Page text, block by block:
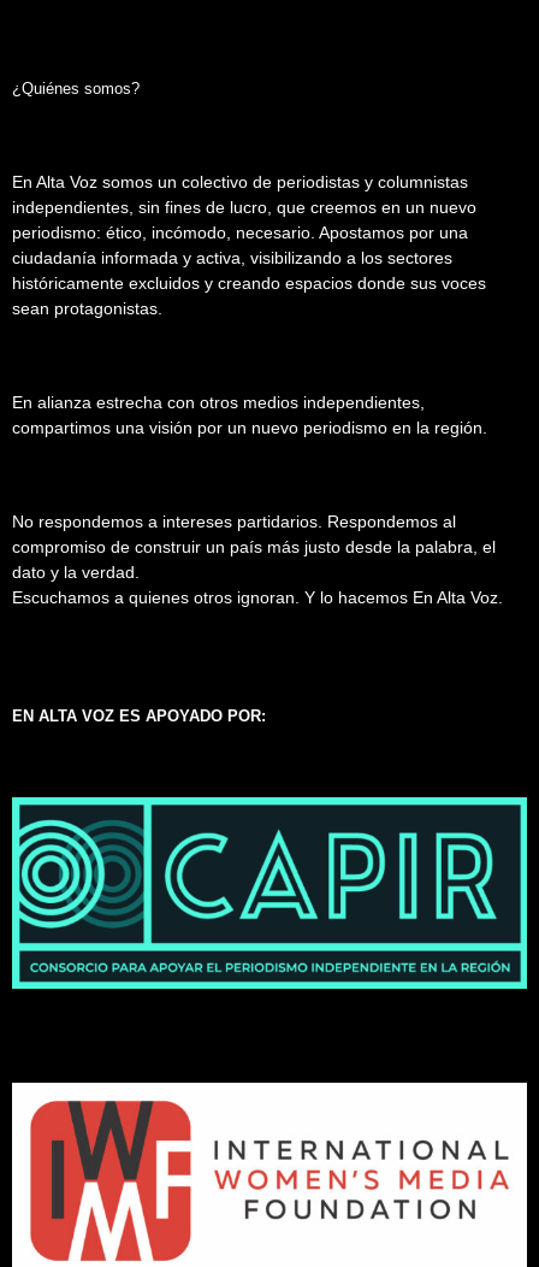
¿Quiénes somos?
En Alta Voz somos un colectivo de periodistas y columnistas
independientes, sin fines de lucro, que creemos en un nuevo
periodismo: ético, incómodo, necesario. Apostamos por una
ciudadanía informada y activa, visibilizando a los sectores
históricamente excluidos y creando espacios donde sus voces
sean protagonistas.
En alianza estrecha con otros medios independientes,
compartimos una visión por un nuevo periodismo en la región.
No respondemos a intereses partidarios. Respondemos al
compromiso de construir un país más justo desde la palabra, el
dato y la verdad.
Escuchamos a quienes otros ignoran. Y lo hacemos En Alta Voz.
EN ALTA VOZ ES APOYADO POR: